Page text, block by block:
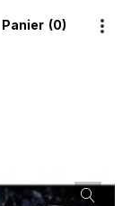
Panier 0